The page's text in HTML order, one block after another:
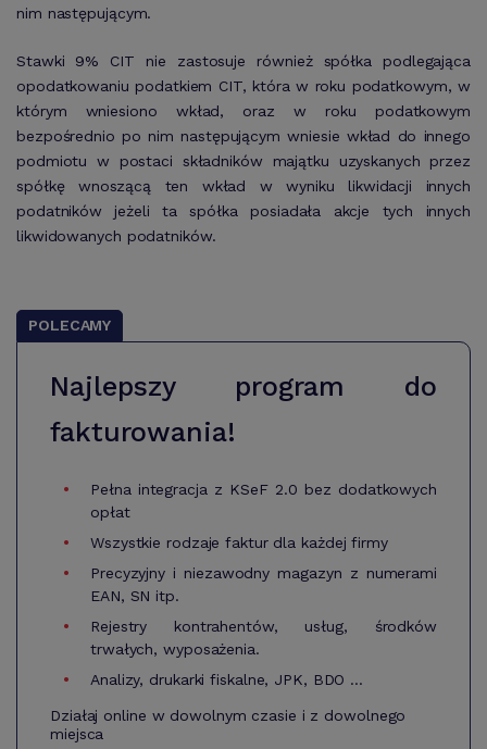
nim następującym.
Stawki 9% CIT nie zastosuje również spółka podlegająca
opodatkowaniu podatkiem CIT, która w roku podatkowym, w
którym wniesiono wkład, oraz w roku podatkowym
bezpośrednio po nim następującym wniesie wkład do innego
podmiotu w postaci składników majątku uzyskanych przez
spółkę wnoszącą ten wkład w wyniku likwidacji innych
podatników jeżeli ta spółka posiadała akcje tych innych
likwidowanych podatników.
POLECAMY
Najlepszy program do
fakturowania!
Pełna integracja z KSeF 2.0 bez dodatkowych
opłat
Wszystkie rodzaje faktur dla każdej firmy
Precyzyjny i niezawodny magazyn z numerami
EAN, SN itp.
Rejestry kontrahentów, usług, środków
trwałych, wyposażenia.
Analizy, drukarki fiskalne, JPK, BDO ...
Działaj online w dowolnym czasie i z dowolnego
miejsca